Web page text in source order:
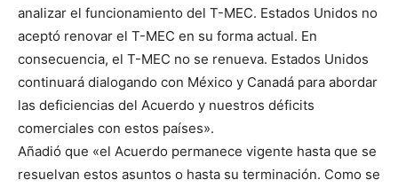
analizar el funcionamiento del T-MEC. Estados Unidos no
aceptó renovar el T-MEC en su forma actual. En
consecuencia, el T-MEC no se renueva. Estados Unidos
continuará dialogando con México y Canadá para abordar
las deficiencias del Acuerdo y nuestros déficits
comerciales con estos países».
Añadió que «el Acuerdo permanece vigente hasta que se
resuelvan estos asuntos o hasta su terminación. Como se